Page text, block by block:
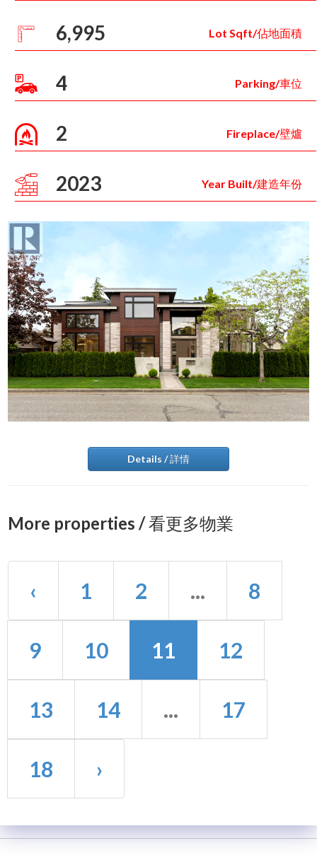
6,995 Lot Sqft/佔地面積
4 Parking/車位
2 Fireplace/壁爐
2023 Year Built/建造年份
Details / 詳情
More properties / 看更多物業
‹ 1 2 ... 8
9 10 11 12
13 14 ... 17
18 ›